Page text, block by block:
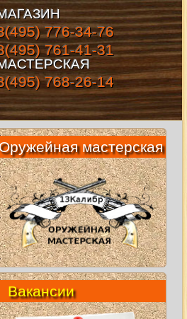
776-34-76
761-41-31
768-26-14
Оружейная мастерская